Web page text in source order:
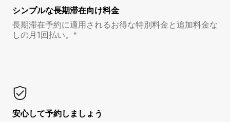
シンプルな長期滞在向け料金
長期滞在予約に適用されるお得な特別料金と追加料金な
しの月1回払い。*
安心して予約しましょう